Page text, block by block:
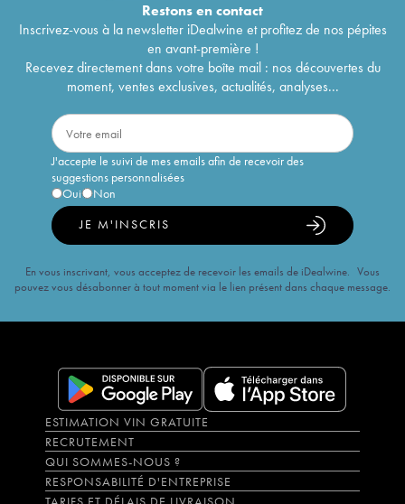
Restons encontact
Inscrivez-vous à la newsletter iDealwine et profitez de nos pépites
en avant-première !
Recevez directement dans votre boîte mail : nos découvertes du
moment, ventes exclusives, actualités, analyses...
J'accepte le suivi de mes emails afin de recevoir des
suggestions personnalisées
Oui
Non
JE M'INSCRIS
En vous inscrivant, vous acceptez de recevoir les emails de iDealwine. Vous
pouvez vous désabonner à tout moment via le lien présent dans chaque message.
ESTIMATION VIN GRATUITE
RECRUTEMENT
QUI SOMMES-NOUS ?
RESPONSABILITÉ D'ENTREPRISE